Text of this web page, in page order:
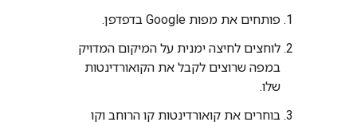
פותחים את מפות Google בדפדפן.
לוחצים לחיצה ימנית על המיקום המדויק
במפה שרוצים לקבל את הקואורדינטות
שלו.
בוחרים את קואורדינטות קו הרוחב וקו